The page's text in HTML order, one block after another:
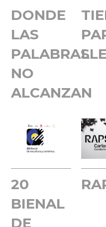
DONDE
LAS
PALABRAS
NO
ALCANZAN
20
BIENAL
DE